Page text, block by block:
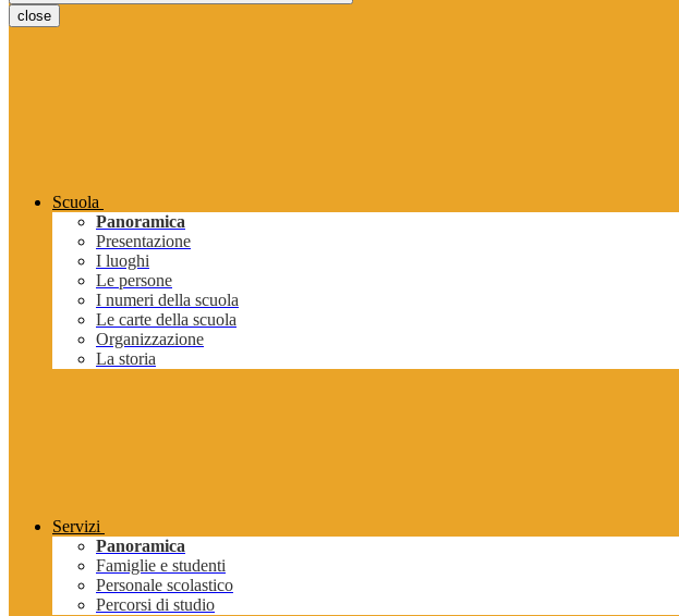
close
Scuola
Panoramica
Presentazione
I luoghi
Le persone
I numeri della scuola
Le carte della scuola
Organizzazione
La storia
Servizi
Panoramica
Famiglie e studenti
Personale scolastico
Percorsi di studio